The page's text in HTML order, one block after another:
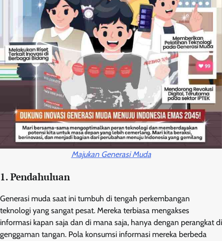
Majukan Generasi Muda
1. Pendahuluan
Generasi muda saat ini tumbuh di tengah perkembangan
teknologi yang sangat pesat. Mereka terbiasa mengakses
informasi kapan saja dan di mana saja, hanya dengan perangkat di
genggaman tangan. Pola konsumsi informasi mereka berbeda